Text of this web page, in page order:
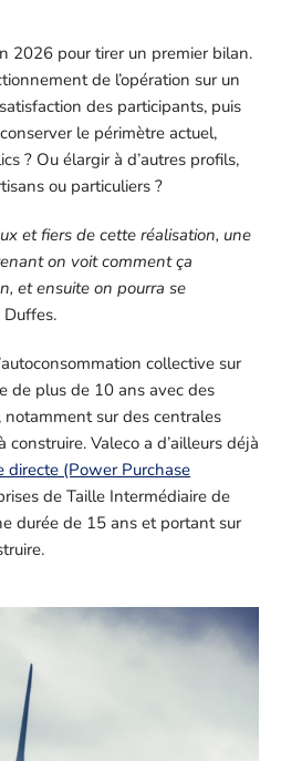
2026 pour tirer un premier bilan.
de l’opération sur un
des participants, puis
le périmètre actuel,
? Ou élargir à d’autres profils,
ou particuliers ?
et fiers de cette réalisation, une
on voit comment ça
et ensuite on pourra se
Duffes.
collective sur
de plus de 10 ans avec des
sur des centrales
construire. Valeco a d’ailleurs déjà
directe (Power Purchase
de Taille Intermédiaire de
durée de 15 ans et portant sur